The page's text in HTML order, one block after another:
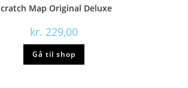
Map Original Deluxe
kr. 229,00
Gå til shop